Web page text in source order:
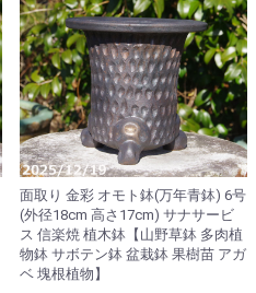
面取り 金彩 オモト鉢(万年青鉢) 6号
(外径18cm 高さ17cm) サナサービ
ス 信楽焼 植木鉢【山野草鉢 多肉植
物鉢 サボテン鉢 盆栽鉢 果樹苗 アガ
ベ 塊根植物】